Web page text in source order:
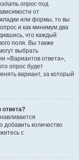
опрос под
от
или формы, то вы
и как минимум два
что каждый
поля. Вы также
выбрать
«Вариантов ответа»,
опрос будет
вариант, за который
ответа?
количество
с